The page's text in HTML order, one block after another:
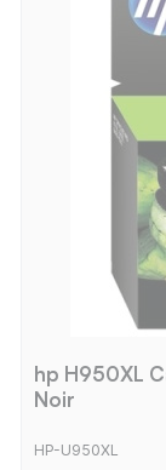
hp H950XL
Noir
HP-U950XL